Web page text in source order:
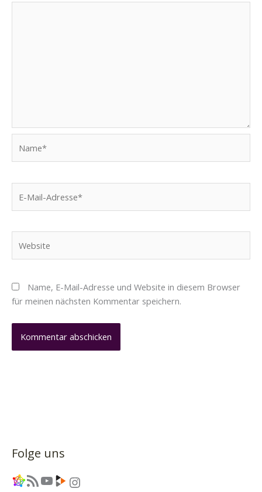
Mail-
Name, E-Mail-Adresse und Website in diesem Browser
für meinen nächsten Kommentar speichern.
Folge uns
Link RSS-Feed YouTube Link Instagram